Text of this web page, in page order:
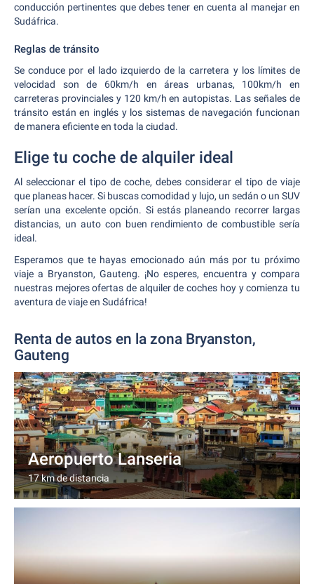
conducción pertinentes que debes tener en cuenta al manejar en
Sudáfrica.
Reglas de tránsito
Se conduce por el lado izquierdo de la carretera y los límites de
velocidad son de 60km/h en áreas urbanas, 100km/h en
carreteras provinciales y 120 km/h en autopistas. Las señales de
tránsito están en inglés y los sistemas de navegación funcionan
de manera eficiente en toda la ciudad.
Elige tu coche de alquiler ideal
Al seleccionar el tipo de coche, debes considerar el tipo de viaje
que planeas hacer. Si buscas comodidad y lujo, un sedán o un SUV
serían una excelente opción. Si estás planeando recorrer largas
distancias, un auto con buen rendimiento de combustible sería
ideal.
Esperamos que te hayas emocionado aún más por tu próximo
viaje a Bryanston, Gauteng. ¡No esperes, encuentra y compara
nuestras mejores ofertas de alquiler de coches hoy y comienza tu
aventura de viaje en Sudáfrica!
Renta de autos en la zona Bryanston,
Gauteng
Aeropuerto Lanseria
17 km de distancia